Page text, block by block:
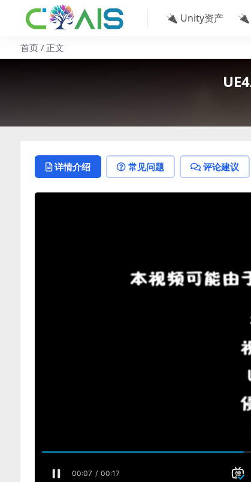
🔌 Unity资产 🔌
首页 正文
详情介绍 常见问题 评论建议